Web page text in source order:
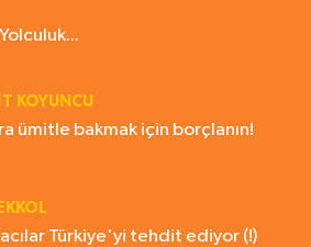
KOYUNCU
ümitle bakmak için borçlanın!
Türkiye'yi tehdit ediyor (!)